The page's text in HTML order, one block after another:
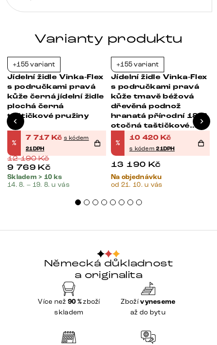
množství
Varianty produktu
+155 variant
Jídelní židle Vinka-Flex
s područkami pravá
kůže černá jídelní židle
plochá černá
taštičkové pružiny
%
7 717 Kč s kódem
21DPH
12 190Kč
9 769 Kč
Skladem > 10 ks
14. 8. – 19. 8. u vás
+155 variant
Jídelní židle Vinka-Flex
s područkami pravá
kůže tmavě béžová
dřevěná podnož
hranatá přírodní 180°
otočná taštičkové
pružiny
%
10 420 Kč
s kódem21DPH
13 190 Kč
Na objednávku
od 21. 10. u vás
Německá důkladnost
a originalita
Více než 90 %zboží
skladem
Zbožívyneseme
až do bytu